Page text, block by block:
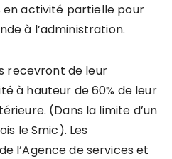
activité partielle pour
à l’administration.
recevront de leur
à hauteur de 60% de leur
(Dans la limite d’un
le Smic). Les
l’Agence de services et